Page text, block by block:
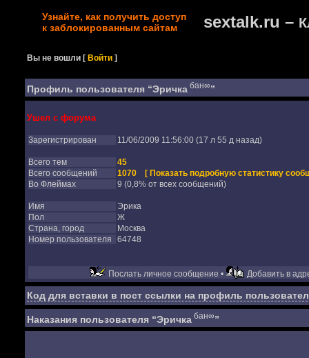
Узнайте, как получить доступ
к заблокированным сайтам
sextalk.ru –
Вы не вошли [Войти ]
Профиль пользователя “Эричка бан∞”
Ушел с форума
Зарегистрирован 11/06/2009 11:56:00 (17 л 55 д назад)
Всего тем
45
Всего сообщений
1070
[ Показать подробную статистику
Во Флеймах
9 (0,8% от всех сообщений)
Имя
Эрика
Пол
Ж
Страна, город
Москва
Номер пользователя
64748
Послать личное сообщение • Добавить в
Код для вставки в пост ссылки на профиль
Наказания пользователя “Эричка бан∞”